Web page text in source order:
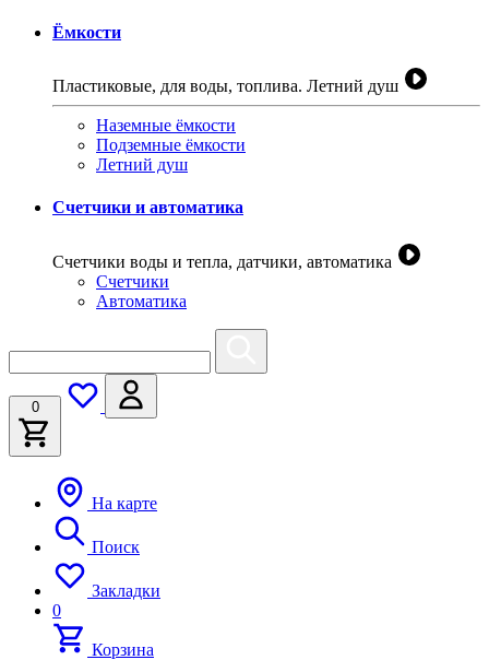
Ёмкости
Пластиковые, для воды, топлива. Летний душ
Наземные ёмкости
Подземные ёмкости
Летний душ
Счетчики и автоматика
Счетчики воды и тепла, датчики, автоматика
Счетчики
Автоматика
0
На карте
Поиск
Закладки
0
Корзина